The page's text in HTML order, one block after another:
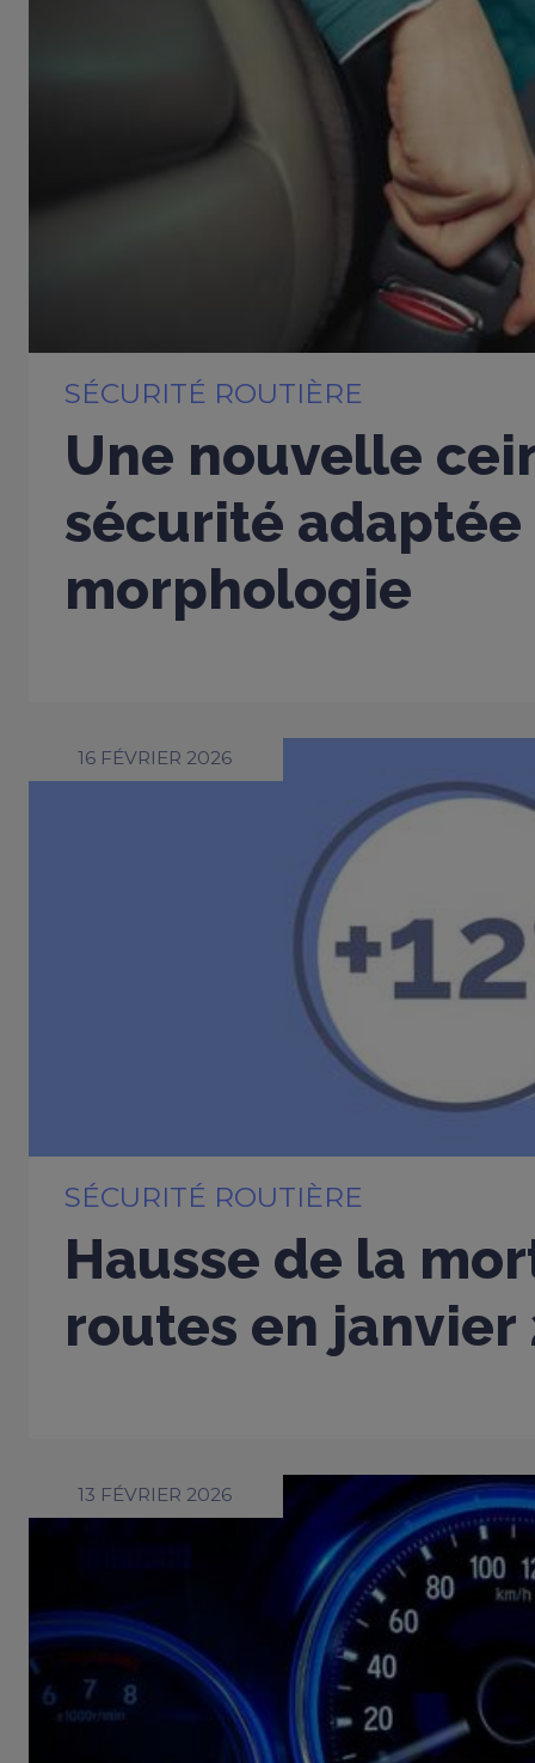
SÉCURITÉ ROUTIÈRE
Une nouvelle
sécurité adaptée
morphologie
16 FÉVRIER 2026
SÉCURITÉ ROUTIÈRE
Hausse de la
routes en janvier
13 FÉVRIER 2026